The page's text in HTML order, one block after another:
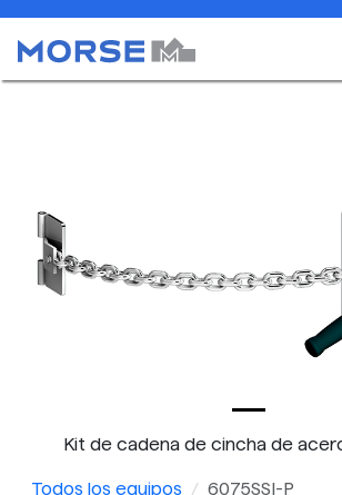
Kit de cadena de cincha de
Todos los equipos 6075SSI-P